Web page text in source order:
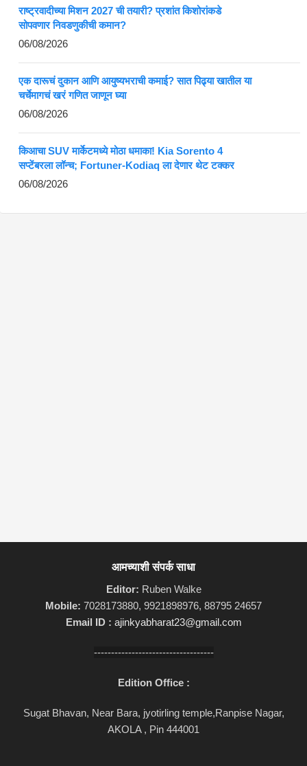
राष्ट्रवादीच्या मिशन 2027 ची तयारी? प्रशांत किशोरांकडे
सोपवणार निवडणुकीची कमान?
06/08/2026
एक दारूचं दुकान आणि आयुष्यभराची कमाई? सात पिढ्या खातील या
चर्चेमागचं खरं गणित जाणून घ्या
06/08/2026
किआचा SUV मार्केटमध्ये मोठा धमाका! Kia Sorento 4
सप्टेंबरला लॉन्च; Fortuner-Kodiaq ला देणार थेट टक्कर
06/08/2026
आमच्याशी संपर्क साधा
Editor: Ruben Walke
Mobile: 7028173880, 9921898976, 88795 24657
Email ID : ajinkyabharat23@gmail.com
-----------------------------------
Edition Office :
Sugat Bhavan, Near Bara, jyotirling temple,Ranpise Nagar,
AKOLA , Pin 444001